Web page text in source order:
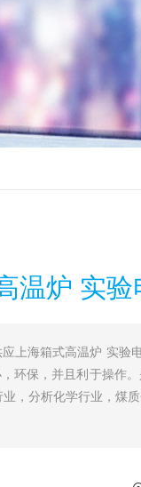
温炉 实
上海箱式高温炉 实验
环保，并且利于操作
，分析化学行业，煤